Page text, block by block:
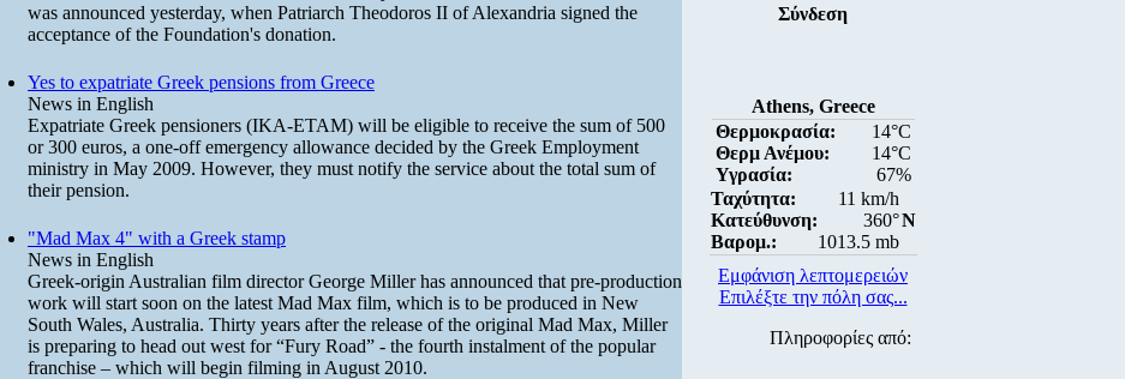
was announced yesterday, when Patriarch Theodoros II of Alexandria signed the
acceptance of the Foundation's donation.
Yes to expatriate Greek pensions from Greece
News in English
Expatriate Greek pensioners (IKA-ETAM) will be eligible to receive the sum of 500
or 300 euros, a one-off emergency allowance decided by the Greek Employment
ministry in May 2009. However, they must notify the service about the total sum of
their pension.
"Mad Max 4" with a Greek stamp
News in English
Greek-origin Australian film director George Miller has announced that pre-production
work will start soon on the latest Mad Max film, which is to be produced in New
South Wales, Australia. Thirty years after the release of the original Mad Max, Miller
is preparing to head out west for “Fury Road” - the fourth instalment of the popular
franchise – which will begin filming in August 2010.
Σύνδεση
Athens, Greece
Θερμοκρασία:
14°C
Θερμ Ανέμου:
14°C
Υγρασία:
67%
Ταχύτητα:
11 km/h
Κατεύθυνση:
360°
Βαρομ.:
1013.5 mb
N
Εμφάνιση λεπτομερειών
Επιλέξτε την πόλη σας...
Πληροφορίες από: